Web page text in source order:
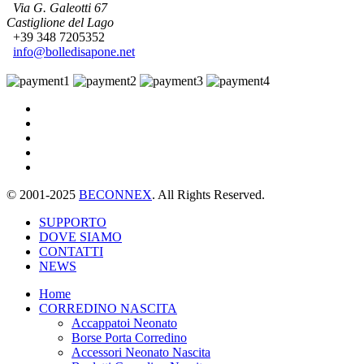
Via G. Galeotti 67
Castiglione del Lago
+39 348 7205352
info@bolledisapone.net
© 2001-2025 BECONNEX. All Rights Reserved.
SUPPORTO
DOVE SIAMO
CONTATTI
NEWS
Home
CORREDINO NASCITA
Accappatoi Neonato
Borse Porta Corredino
Accessori Neonato Nascita